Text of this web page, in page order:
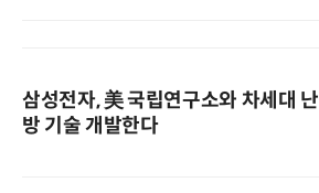
삼성전자, 美 국립연구소와 차세대 난
방 기술 개발한다